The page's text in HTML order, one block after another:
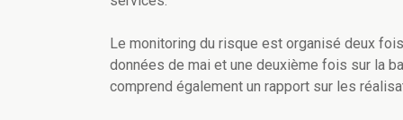
Le monitoring du risque est organisé deux
données de mai et une deuxième fois sur la
comprend également un rapport sur les